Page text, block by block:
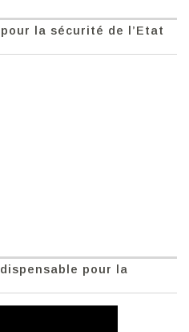
la sécurité de l’Etat
pour la